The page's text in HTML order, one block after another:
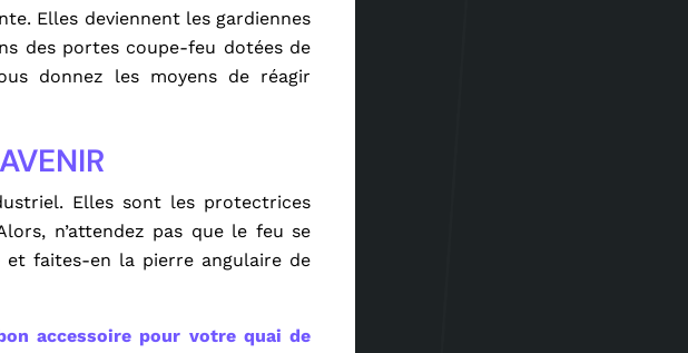
Elles deviennent les gardiennes
des portes coupe-feu dotées de
donnez les moyens de réagir
Elles sont les protectrices
n’attendez pas que le feu se
et faites-en la pierre angulaire de
accessoire pour votre quai de